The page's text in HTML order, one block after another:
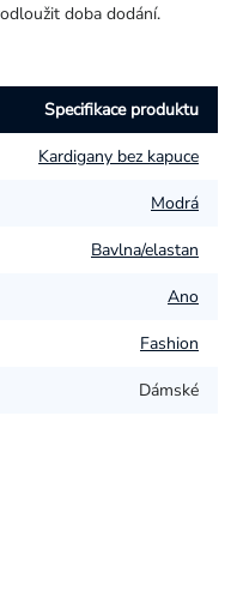
doba dodání.
Specifikace produktu
Kardigany bez kapuce
Modrá
Bavlna/elastan
Ano
Fashion
Dámské